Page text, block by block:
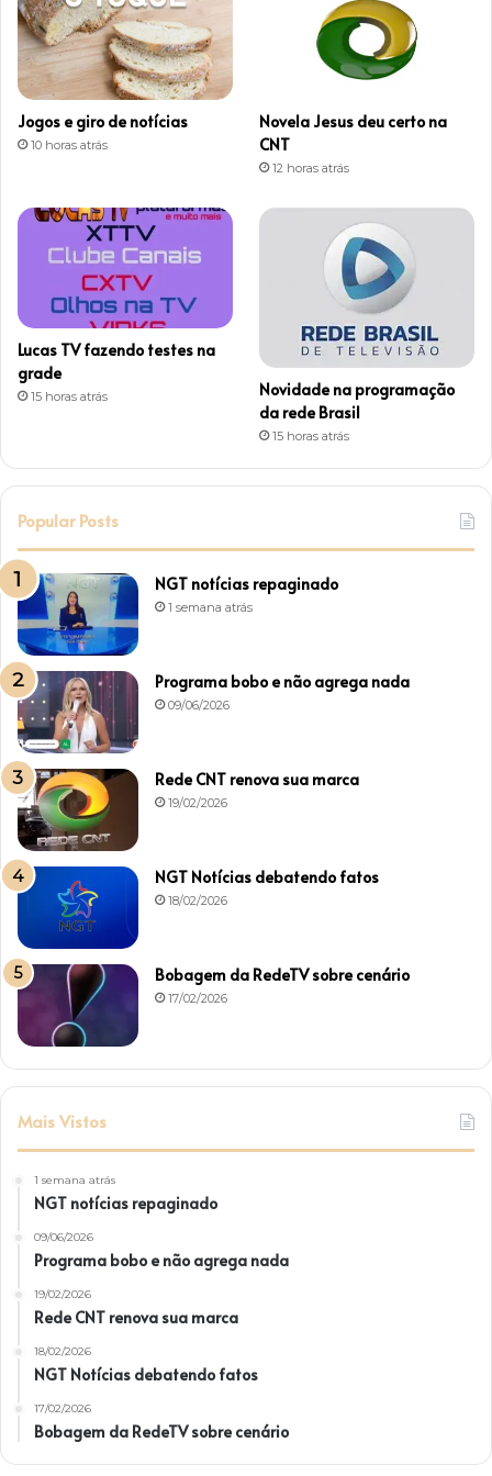
a
Jogos e giro de notícias
10 horas atrás
Novela Jesus deu certo na
CNT
12 horas atrás
Lucas TV fazendo testes na
grade
15 horas atrás
Novidade na programação
da rede Brasil
15 horas atrás
Popular Posts
NGT notícias repaginado
1 semana atrás
Programa bobo e não agrega nada
09/06/2026
Rede CNT renova sua marca
19/02/2026
NGT Notícias debatendo fatos
18/02/2026
Bobagem da RedeTV sobre cenário
17/02/2026
Mais Vistos
1 semana atrás
NGT notícias repaginado
09/06/2026
Programa bobo e não agrega nada
19/02/2026
Rede CNT renova sua marca
18/02/2026
NGT Notícias debatendo fatos
17/02/2026
Bobagem da RedeTV sobre cenário